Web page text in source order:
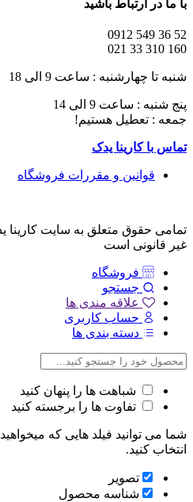
با ما در ارتباط باشید
52 36 549 0912
160 310 33 021
شنبه تا چهارشنبه : ساعت 9 الی 18
پنج شنبه : ساعت 9 الی 14
جمعه : تعطیل هستیم!
تماس با کارینا یدک
قوانین و مقررات فروشگاه
تمامی حقوق متعلق به سایت کارینا
غیر قانونی است
فروشگاه
جستجو
علاقه مندی ها
حساب کاربری
دسته بندی ها
شباهت ها را پنهان کنید
تفاوت ها را برجسته کنید
شما می توانید فیلد هایی که
انتخاب کنید.
تصویر
شناسه محصول